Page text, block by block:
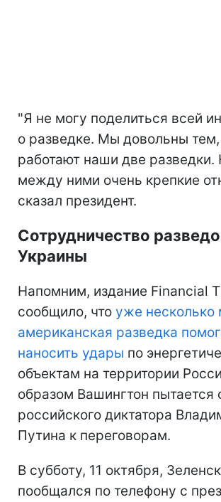
"Я не могу поделиться всей
о разведке. Мы довольны тем,
работают наши две разведки.
между ними очень крепкие
сказал президент.
Сотрудничество
Украины
Напомним, издание Financial
сообщило, что уже несколько
американская разведка
наносить удары по
объектам на территории
образом Вашингтон пытается
российского диктатора
Путина к переговорам.
В субботу, 11 октября,
пообщался по телефону с